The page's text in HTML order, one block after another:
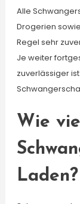
Alle
Drogerien
Regel sehr
Je weiter
zuverlässiger
Wie
Laden?